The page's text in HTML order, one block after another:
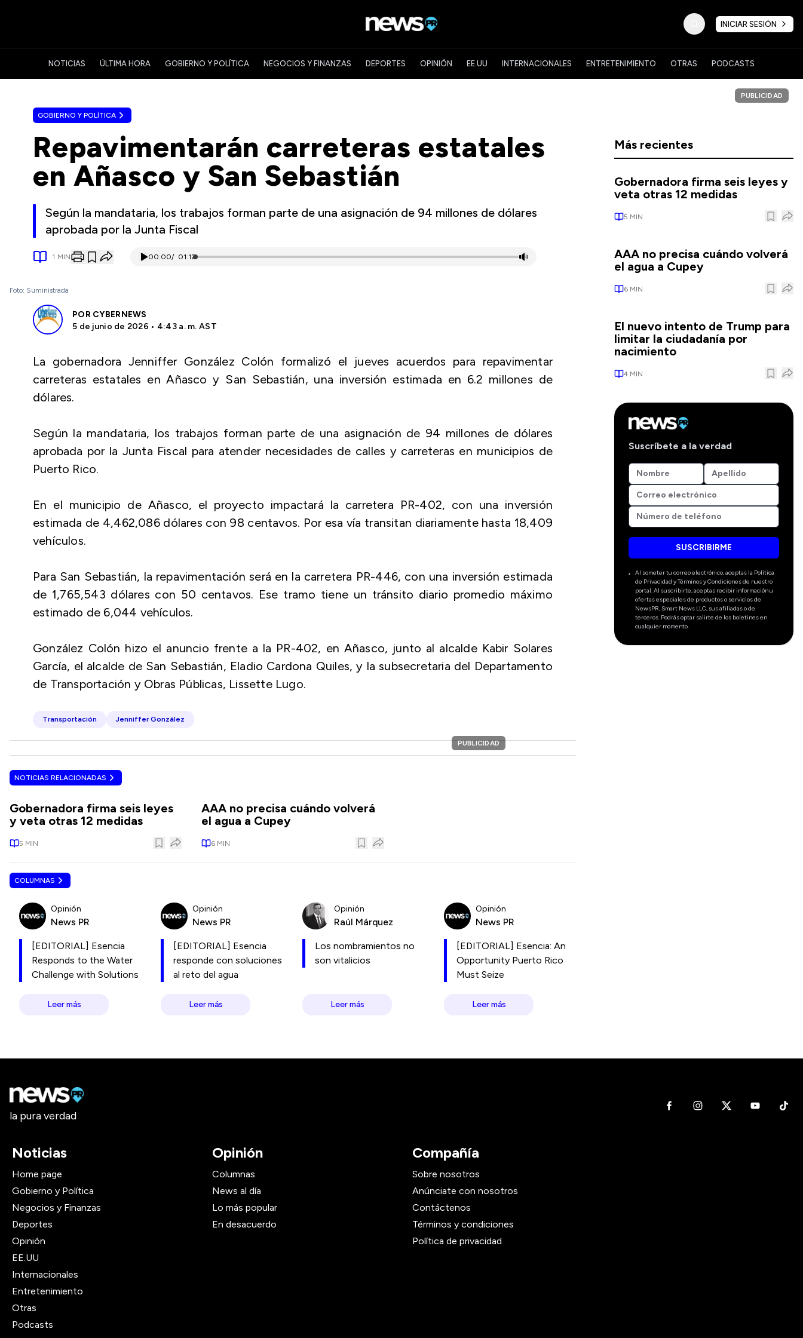
INICIAR SESIÓN
NOTICIAS ÚLTIMA HORA GOBIERNO Y POLÍTICA NEGOCIOS Y FINANZAS DEPORTES OPINIÓN EE.UU INTERNACIONALES ENTRETENIMIENTO OTRAS PODCASTS
GOBIERNO Y POLÍTICA
Repavimentarán carreteras estatales
en Añasco y San Sebastián
Según la mandataria, los trabajos forman parte de una asignación de 94 millones de dólares
aprobada por la Junta Fiscal
1 MIN 00:00/ 01:12
Foto: Suministrada
POR CYBERNEWS
5 de junio de 2026 • 4:43 a. m. AST
La gobernadora Jenniffer González Colón formalizó el jueves acuerdos para repavimentar
carreteras estatales en Añasco y San Sebastián, una inversión estimada en 6.2 millones de
dólares.
Según la mandataria, los trabajos forman parte de una asignación de 94 millones de dólares
aprobada por la Junta Fiscal para atender necesidades de calles y carreteras en municipios de
Puerto Rico.
En el municipio de Añasco, el proyecto impactará la carretera PR-402, con una inversión
estimada de 4,462,086 dólares con 98 centavos. Por esa vía transitan diariamente hasta 18,409
vehículos.
Para San Sebastián, la repavimentación será en la carretera PR-446, con una inversión estimada
de 1,765,543 dólares con 50 centavos. Ese tramo tiene un tránsito diario promedio máximo
estimado de 6,044 vehículos.
González Colón hizo el anuncio frente a la PR-402, en Añasco, junto al alcalde Kabir Solares
García, el alcalde de San Sebastián, Eladio Cardona Quiles, y la subsecretaria del Departamento
de Transportación y Obras Públicas, Lissette Lugo.
Transportación Jenniffer González
PUBLICIDAD
NOTICIAS RELACIONADAS
Gobernadora firma seis leyes
y veta otras 12 medidas
5 MIN
AAA no precisa cuándo volverá
el agua a Cupey
6 MIN
COLUMNAS
Opinión
News PR
[EDITORIAL] Esencia
Responds to the Water
Challenge with Solutions
Leer más
Opinión
News PR
[EDITORIAL] Esencia
responde con soluciones
al reto del agua
Leer más
Opinión
Raúl Márquez
Los nombramientos no
son vitalicios
Leer más
Opinión
News PR
[EDITORIAL] Esencia: An
Opportunity Puerto Rico
Must Seize
Leer más
PUBLICIDAD
Más recientes
Gobernadora firma seis leyes y
veta otras 12 medidas
5 MIN
AAA no precisa cuándo volverá
el agua a Cupey
6 MIN
El nuevo intento de Trump para
limitar la ciudadanía por
nacimiento
4 MIN
Suscríbete a la verdad
SUSCRIBIRME
Al someter tu correo electrónico, aceptas la Política
de Privacidad y Términos y Condiciones de nuestro
portal. Al suscribirte, aceptas recibir información u
ofertas especiales de productos o servicios de
NewsPR, Smart News LLC, sus afiliadas o de
terceros. Podrás optar salirte de los boletines en
cualquier momento.
la pura verdad
Noticias
Home page
Gobierno y Política
Negocios y Finanzas
Deportes
Opinión
EE.UU
Internacionales
Entretenimiento
Otras
Podcasts
Opinión
Columnas
News al día
Lo más popular
En desacuerdo
Compañía
Sobre nosotros
Anúnciate con nosotros
Contáctenos
Términos y condiciones
Política de privacidad